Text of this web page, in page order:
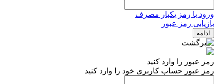
ورود با رمز یکبار مصرف
بازیابی رمز عبور
ادامه
رمز عبور را وارد کنید
رمز عبور حساب کاربری خود را وارد کنید